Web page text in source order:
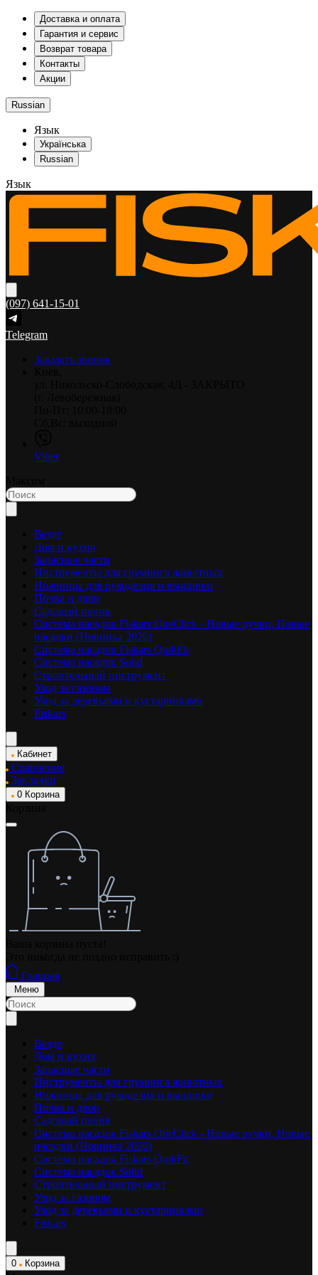
Доставка и оплата
Гарантия и сервис
Возврат товара
Контакты
Акции
Russian
Язык
Українська
Russian
Язык
(097) 641-15-01
Telegram
Заказать звонок
Viber
Везде
Дом и кухня
Запасные части
Инструменты для груминга животных
Ножницы для рукоделия и вышивки
Почва и двор
Садовый полив
Система насадок Fiskars OneClick - Новые ручки, Новые
насадки (Новинка 2026)
Система насадок Fiskars QuikFit
Система насадок Solid
Строительный инструмент
Уход за газоном
Уход за деревьями и кустарниками
Fiskars
Кабинет
Сравнение
Закладки
0 Корзина
Главная
Меню
Везде
Дом и кухня
Запасные части
Инструменты для груминга животных
Ножницы для рукоделия и вышивки
Почва и двор
Садовый полив
Система насадок Fiskars OneClick - Новые ручки, Новые
насадки (Новинка 2026)
Система насадок Fiskars QuikFit
Система насадок Solid
Строительный инструмент
Уход за газоном
Уход за деревьями и кустарниками
Fiskars
0 Корзина